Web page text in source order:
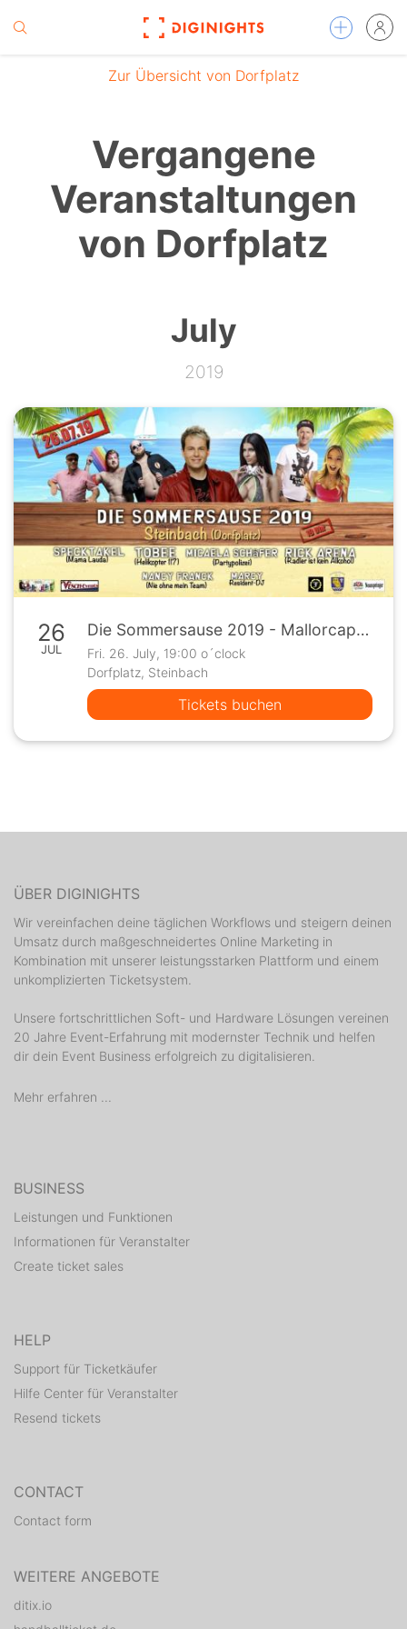
Zur Übersicht von Dorfplatz
Vergangene
Veranstaltungen
von Dorfplatz
July
2019
26
JUL
Die Sommersause 2019 - Mallorcaparty
Fri. 26. July, 19:00 o´clock
Dorfplatz, Steinbach
Tickets buchen
ÜBER DIGINIGHTS
Wir vereinfachen deine täglichen Workflows und steigern deinen
Umsatz durch maßgeschneidertes Online Marketing in
Kombination mit unserer leistungsstarken Plattform und einem
unkomplizierten Ticketsystem.
Unsere fortschrittlichen Soft- und Hardware Lösungen vereinen
20 Jahre Event-Erfahrung mit modernster Technik und helfen
dir dein Event Business erfolgreich zu digitalisieren.
Mehr erfahren ...
BUSINESS
Leistungen und Funktionen
Informationen für Veranstalter
Create ticket sales
HELP
Support für Ticketkäufer
Hilfe Center für Veranstalter
Resend tickets
CONTACT
Contact form
WEITERE ANGEBOTE
ditix.io